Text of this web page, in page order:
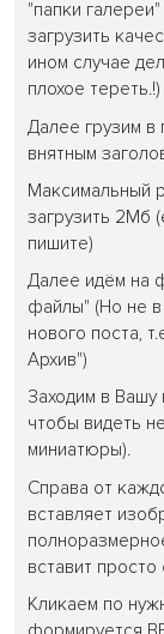
"папки
загрузить
ином случае
плохое тереть.!)
Далее грузим
внятным
Максимальный
загрузить 2Мб
пишите)
Далее идём на
файлы" (Но не
нового поста,
Архив")
Заходим в
чтобы видеть
миниатюры).
Справа от
вставляет
вставит
Кликаем по